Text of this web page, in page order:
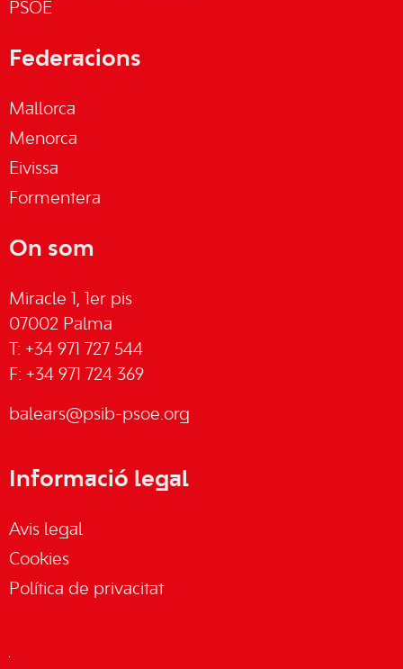
PSOE
Federacions
Mallorca
Menorca
Eivissa
Formentera
On som
Miracle 1, 1er pis
07002 Palma
T: +34 971 727 544
F: +34 971 724 369
balears@psib-psoe.org
Informació legal
Avis legal
Cookies
Política de privacitat